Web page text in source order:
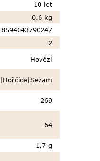
10 let
0.6 kg
8594043790247
2
Hovězí
269
64
1,7 g